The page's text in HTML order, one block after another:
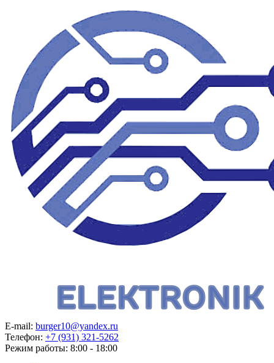
E-mail: burger10@yandex.ru
Телефон: +7 (931) 321-5262
Режим работы: 8:00 - 18:00